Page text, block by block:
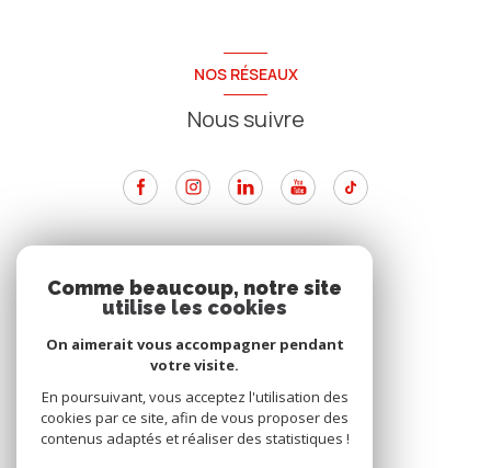
NOS RÉSEAUX
Nous suivre
Nous adhérons
Comme beaucoup, notre site
utilise les cookies
On aimerait vous accompagner pendant
votre visite.
En poursuivant, vous acceptez l'utilisation des
cookies par ce site, afin de vous proposer des
contenus adaptés et réaliser des statistiques !